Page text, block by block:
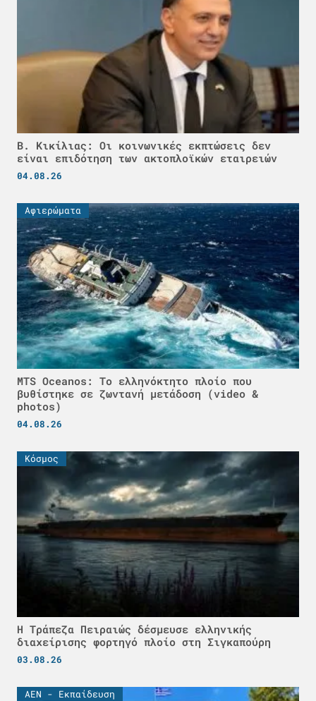
Β. Κικίλιας: Οι κοινωνικές εκπτώσεις δεν
είναι επιδότηση των ακτοπλοϊκών εταιρειών
04.08.26
Αφιερώματα
MTS Oceanos: Το ελληνόκτητο πλοίο που
βυθίστηκε σε ζωντανή μετάδοση (video &
photos)
04.08.26
Κόσμος
Η Τράπεζα Πειραιώς δέσμευσε ελληνικής
διαχείρισης φορτηγό πλοίο στη Σιγκαπούρη
03.08.26
ΑΕΝ - Εκπαίδευση